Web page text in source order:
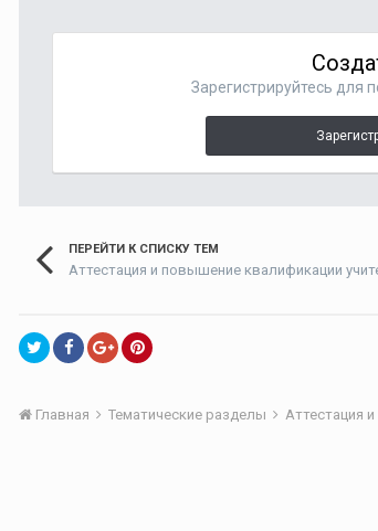
Зарегистрируйтесь для
ПЕРЕЙТИ К СПИСКУ ТЕМ
Аттестация и повышение квалификации
Главная Тематические разделы Аттестация